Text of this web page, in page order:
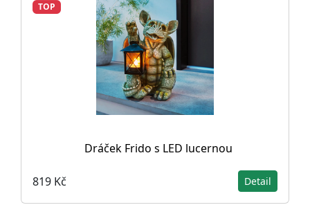
TOP
Dráček Frido s LED lucernou
819 Kč Detail